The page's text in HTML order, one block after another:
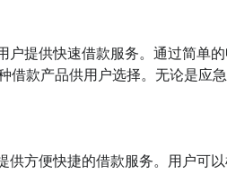
提供快速借款服务。通过简单
借款产品供用户选择。无论是应
供方便快捷的借款服务。用户可